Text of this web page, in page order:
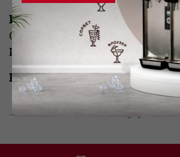
Изготовлено и упаковано
OrsadrinksSrlinPalermo, ViaS.
Италия.
Цена указана за 1 бутылку